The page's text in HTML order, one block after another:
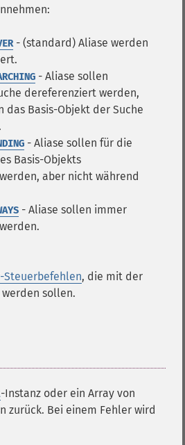
- (standard) Aliase werden
- Aliase sollen
dereferenziert werden,
das Basis-Objekt der Suche
- Aliase sollen für die
Basis-Objekts
aber nicht während
- Aliase sollen immer
Steuerbefehlen, die mit der
sollen.
-Instanz oder ein Array von
zurück. Bei einem Fehler wird